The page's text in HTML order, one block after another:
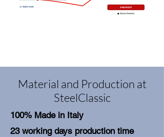
Material and Production at
SteelClassic
100% Made in Italy
23 working days production time